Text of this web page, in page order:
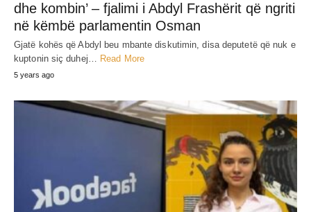
dhe kombin’ – fjalimi i Abdyl Frashërit që ngriti
në këmbë parlamentin Osman
Gjatë kohës që Abdyl beu mbante diskutimin, disa deputetë që nuk e
kuptonin siç duhej… Read More
5 years ago